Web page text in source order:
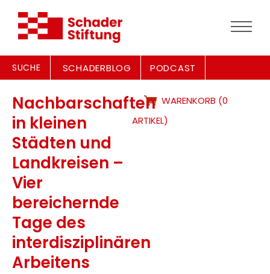
SUCHE SCHADERBLOG PODCAST
Nachbarschaften
in kleinen
Städten und
Landkreisen –
Vier
bereichernde
Tage des
interdisziplinären
Arbeitens
WARENKORB (0
ARTIKEL)